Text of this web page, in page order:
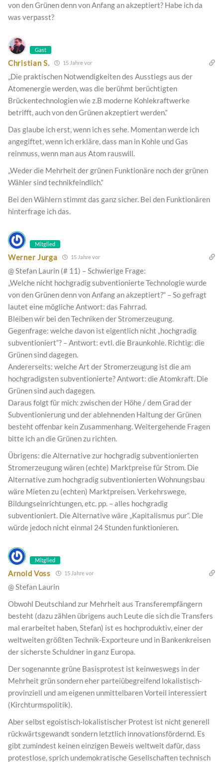
von den Grünen denn von Anfang an akzeptiert? Habe ich da
was verpasst?
Gast
Christian S. 15 Jahre vor
„Die praktischen Notwendigkeiten des Ausstiegs aus der
Atomenergie werden, was die berühmt berüchtigten
Brückentechnologien wie z.B moderne Kohlekraftwerke
betrifft, auch von den Grünen akzeptiert werden.“
Das glaube ich erst, wenn ich es sehe. Momentan werde ich
angegiftet, wenn ich erkläre, dass man in Kohle und Gas
reinmuss, wenn man aus Atom rauswill.
„Weder die Mehrheit der grünen Funktionäre noch der grünen
Wähler sind technikfeindlich.“
Bei den Wählern stimmt das ganz sicher. Bei den Funktionären
hinterfrage ich das.
Mitglied
Werner Jurga 15 Jahre vor
@ Stefan Laurin (# 11) – Schwierige Frage:
„Welche nicht hochgradig subventionierte Technologie wurde
von den Grünen denn von Anfang an akzeptiert?“ – So gefragt
lautet eine mögliche Antwort: das Fahrrad.
Bleiben wir bei den Techniken der Stromerzeugung.
Gegenfrage: welche davon ist eigentlich nicht „hochgradig
subventioniert“? – Antwort: evtl. die Braunkohle. Richtig: die
Grünen sind dagegen.
Andererseits: welche Art der Stromerzeugung ist die am
hochgradigsten subventionierte? Antwort: die Atomkraft. Die
Grünen sind auch dagegen.
Daraus folgt für mich: zwischen der Höhe / dem Grad der
Subventionierung und der ablehnenden Haltung der Grünen
besteht offenbar kein Zusammenhang. Weitergehende Fragen
bitte ich an die Grünen zu richten.
Übrigens: die Alternative zur hochgradig subventionierten
Stromerzeugung wären (echte) Marktpreise für Strom. Die
Alternative zum hochgradig subventionierten Wohnungsbau
wäre Mieten zu (echten) Marktpreisen. Verkehrswege,
Bildungseinrichtungen, etc. pp. – alles hochgradig
subventioniert. Die Alternative wäre „Kapitalismus pur“. Die
würde jedoch nicht einmal 24 Stunden funktionieren.
Mitglied
Arnold Voss 15 Jahre vor
@ Stefan Laurin
Obwohl Deutschland zur Mehrheit aus Transferempfängern
besteht (dazu zählen übrigens auch Leute die sich die Transfers
mal erarbeitet haben, Stefan) ist es hochproduktiv, einer der
weltweiten größten Technik-Exporteure und in Bankenkreisen
der sicherste Schuldner in ganz Europa.
Der sogenannte grüne Basisprotest ist keinweswegs in der
Mehrheit grün sondern eher parteiübegreifend lokalistisch-
provinziell und am eigenen unmittelbaren Vorteil interessiert
(Kirchturmspolitik).
Aber selbst egoistisch-lokalistischer Protest ist nicht generell
rückwärtsgewandt sondern letztlich innovationsfördernd. Es
gibt zumindest keinen einzigen Beweis weltweit dafür, dass
protestlose, sprich undemokratische Gesellschaften technisch